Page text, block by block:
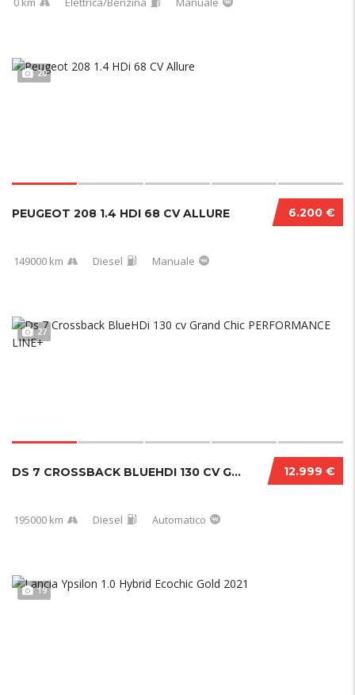
20
6.200 €
PEUGEOT 208 1.4 HDI 68 CV ALLURE
149000 km Diesel Manuale
27
12.999 €
DS 7 CROSSBACK BLUEHDI 130 CV GRAND CHIC PER...
195000 km Diesel Automatico
19